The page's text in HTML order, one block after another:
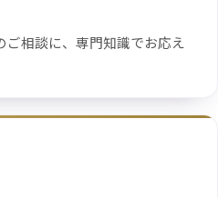
相談に、専門知識でお応え